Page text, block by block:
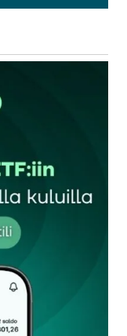
kirjautua
Pakolliset